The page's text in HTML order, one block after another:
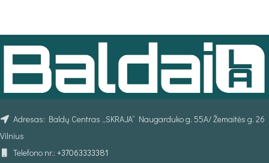
Adresas: Baldų Centras „SKRAJA“ Naugarduko g. 55A/ Žemaitės g. 26
Vilnius
Telefono nr.: +37063333381